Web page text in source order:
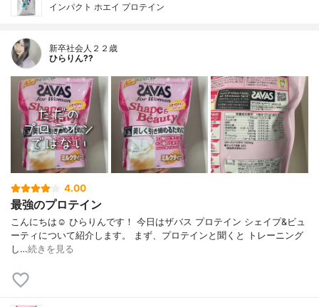
インパクト ホエイ プロテイン
新卒社会人２２歳
ひらりん??
4.00
最強のプロテイン
こんにちは☺️ ひらりんです！ 今日はザバス プロテイン シェイプ&ビュ
ーティについて紹介します。 まず、プロテインと聞くと トレーニング
し…続きを見る